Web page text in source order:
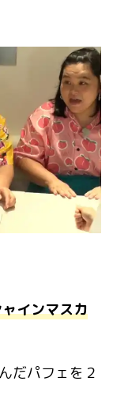
インマスカ
だパフェを２